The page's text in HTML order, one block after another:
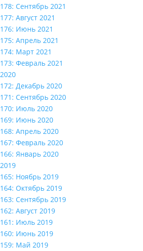
178: Сентябрь 2021
177: Август 2021
176: Июнь 2021
175: Апрель 2021
174: Март 2021
173: Февраль 2021
2020
172: Декабрь 2020
171: Сентябрь 2020
170: Июль 2020
169: Июнь 2020
168: Апрель 2020
167: Февраль 2020
166: Январь 2020
2019
165: Ноябрь 2019
164: Октябрь 2019
163: Сентябрь 2019
162: Август 2019
161: Июль 2019
160: Июнь 2019
159: Май 2019